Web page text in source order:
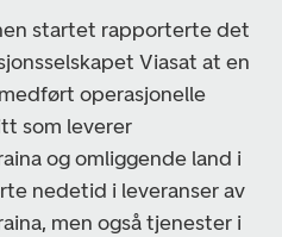
startet rapporterte det
Viasat at en
operasjonelle
som leverer
og omliggende land i
nedetid i leveranser av
men også tjenester i